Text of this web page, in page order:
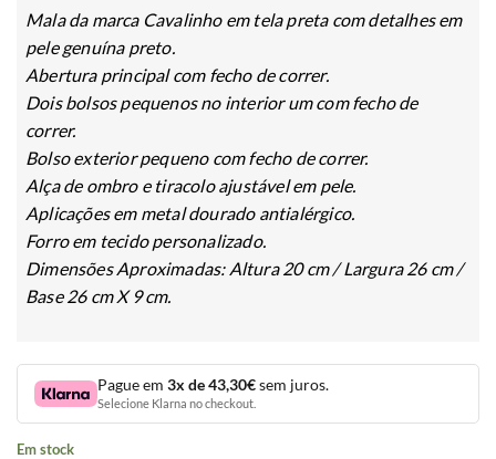
Mala da marca Cavalinho em tela preta com detalhes em
pele genuína preto.
Abertura principal com fecho de correr.
Dois bolsos pequenos no interior um com fecho de
correr.
Bolso exterior pequeno com fecho de correr.
Alça de ombro e tiracolo ajustável em pele.
Aplicações em metal dourado antialérgico.
Forro em tecido personalizado.
Dimensões Aproximadas: Altura 20 cm / Largura 26 cm /
Base 26 cm X 9 cm.
Pague em3x de 43,30€sem juros.
Selecione Klarna no checkout.
Em stock